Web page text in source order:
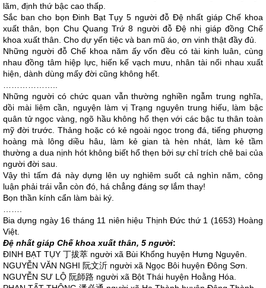
lãm, định thứ bậc cao thấp.
Sắc ban cho bọn Đinh Bạt Tụy 5 người đỗ Đệ nhất giáp Chế khoa
xuất thân, bọn Chu Quang Trứ 8 người đỗ Đệ nhị giáp đồng Chế
khoa xuất thân. Cho dự yến tiệc và ban mũ áo, ơn vinh thật đầy đủ.
Những người đỗ Chế khoa năm ấy vốn đều có tài kinh luân, cùng
nhau đồng tâm hiệp lực, hiến kế vạch mưu, nhân tài nối nhau xuất
hiện, dành dùng mấy đời cũng không hết.
Những người có chức quan vẫn thường nghiền ngẫm trung nghĩa,
dồi mài liêm cần, nguyện làm vị Trạng nguyên trung hiếu, làm bậc
quân tử ngọc vàng, ngõ hầu không hổ thẹn với các bậc tu thân toàn
mỹ đời trước. Thảng hoặc có kẻ ngoài ngọc trong đá, tiếng phượng
hoàng mà lông diều hâu, làm kẻ gian tà hèn nhát, làm kẻ tầm
thường a dua nịnh hót không biết hổ thẹn bởi sự chỉ trích chê bai của
người đời sau.
Vậy thì tấm đá này dựng lên uy nghiêm suốt cả nghìn năm, công
luận phải trái vẫn còn đó, há chẳng đáng sợ lắm thay!
Bọn thần kính cẩn làm bài ký.
Bia dựng ngày 16 tháng 11 niên hiệu Thịnh Đức thứ 1 (1653) Hoàng
Việt.
Đệ nhất giáp Chế khoa xuất thân, 5 người:
ĐINH BẠT TỤY 丁拔萃 người xã Bùi Khổng huyện Hưng Nguyên.
NGUYỄN VĂN NGHI 阮文沂 người xã Ngọc Bôi huyện Đông Sơn.
NGUYỄN SƯ LỘ 阮師路 người xã Bột Thái huyện Hoằng Hóa.